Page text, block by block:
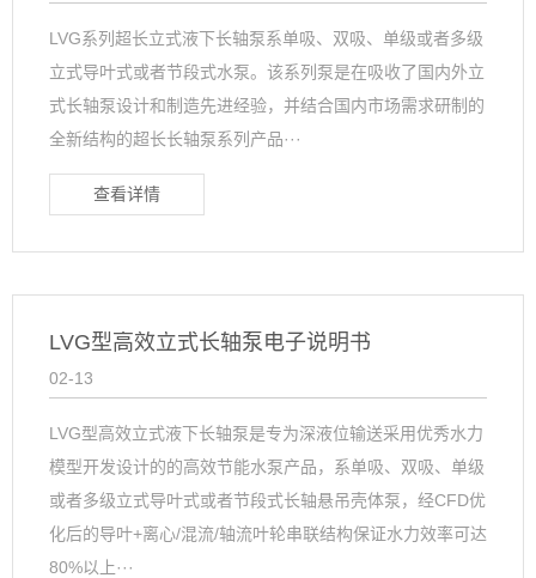
LVG系列超长立式液下长轴泵系单吸、双吸、单级或者多级
立式导叶式或者节段式水泵。该系列泵是在吸收了国内外立
式长轴泵设计和制造先进经验，并结合国内市场需求研制的
全新结构的超长长轴泵系列产品···
查看详情
LVG型高效立式长轴泵电子说明书
02-13
LVG型高效立式液下长轴泵是专为深液位输送采用优秀水力
模型开发设计的的高效节能水泵产品，系单吸、双吸、单级
或者多级立式导叶式或者节段式长轴悬吊壳体泵，经CFD优
化后的‌导叶+离心/混流/轴流叶轮串联‌结构保证水力效率可达‌
80%以上‌···